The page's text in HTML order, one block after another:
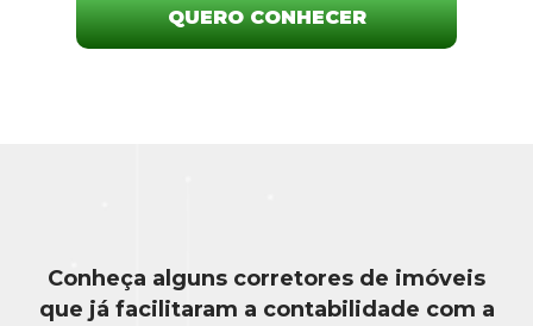
QUERO CONHECER
Conheça alguns corretores de imóveis
que já facilitaram a contabilidade com a